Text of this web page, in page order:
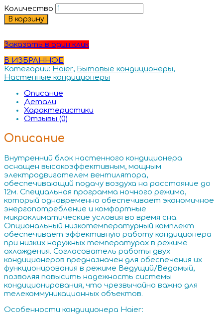
Количество
В корзину
Заказать в один клик
В ИЗБРАННОЕ
Категории: Haier, Бытовые кондиционеры,
Настенные кондиционеры
Описание
Детали
Характеристики
Отзывы (0)
Описание
Внутренний блок настенного кондиционера
оснащен высокоэффективным, мощным
электродвигателем вентилятора,
обеспечивающий подачу воздуха на расстояние до
12м. Специальная программа ночного режима,
который одновременно обеспечивает экономичное
энергопотребление и комфортные
микроклиматические условия во время сна.
Опциональный низкотемпературный комплект
обеспечивает эффективную работу кондиционера
при низких наружных температурах в режиме
охлаждения. Согласователь работы двух
кондиционеров предназначен для обеспечения их
функционирования в режиме Ведущий/Ведомый,
позволяя повысить надежность системы
кондиционирования, что чрезвычайно важно для
телекоммуникационных объектов.
Особенности кондиционера Haier: